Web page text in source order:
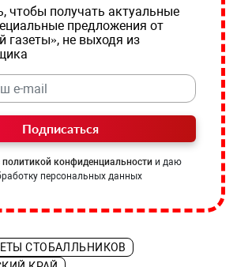
чтобы получать актуальные
предложения от
газеты», не выходя из
Подписаться
политикой конфиденциальности и даю
персональных данных
СТОБАЛЛЬНИКОВ